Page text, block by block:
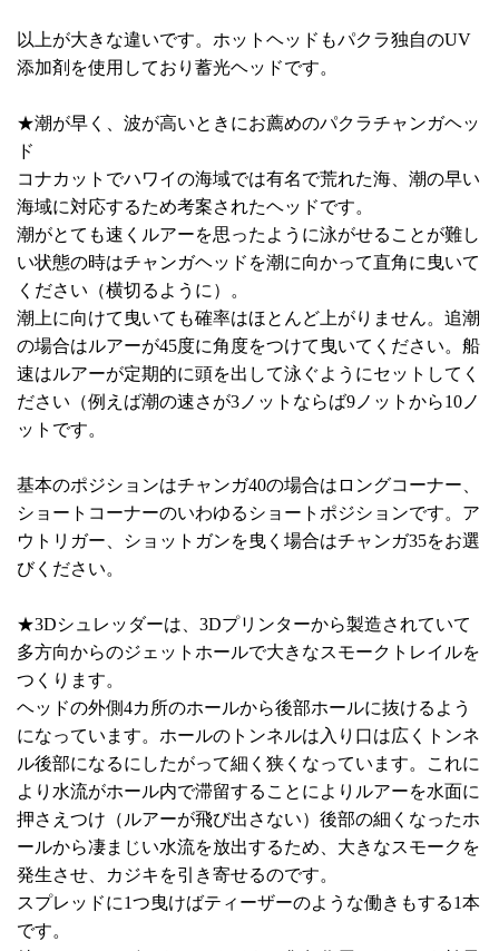
以上が大きな違いです。ホットヘッドもパクラ独自のUV
添加剤を使用しており蓄光ヘッドです。
★潮が早く、波が高いときにお薦めのパクラチャンガヘッ
ド
コナカットでハワイの海域では有名で荒れた海、潮の早い
海域に対応するため考案されたヘッドです。
潮がとても速くルアーを思ったように泳がせることが難し
い状態の時はチャンガヘッドを潮に向かって直角に曳いて
ください（横切るように）。
潮上に向けて曳いても確率はほとんど上がりません。追潮
の場合はルアーが45度に角度をつけて曳いてください。船
速はルアーが定期的に頭を出して泳ぐようにセットしてく
ださい（例えば潮の速さが3ノットならば9ノットから10ノ
ットです。
基本のポジションはチャンガ40の場合はロングコーナー、
ショートコーナーのいわゆるショートポジションです。ア
ウトリガー、ショットガンを曳く場合はチャンガ35をお選
びください。
★3Dシュレッダーは、3Dプリンターから製造されていて
多方向からのジェットホールで大きなスモークトレイルを
つくります。
ヘッドの外側4カ所のホールから後部ホールに抜けるよう
になっています。ホールのトンネルは入り口は広くトンネ
ル後部になるにしたがって細く狭くなっています。これに
より水流がホール内で滞留することによりルアーを水面に
押さえつけ（ルアーが飛び出さない）後部の細くなったホ
ールから凄まじい水流を放出するため、大きなスモークを
発生させ、カジキを引き寄せるのです。
スプレッドに1つ曳けばティーザーのような働きもする1本
です。